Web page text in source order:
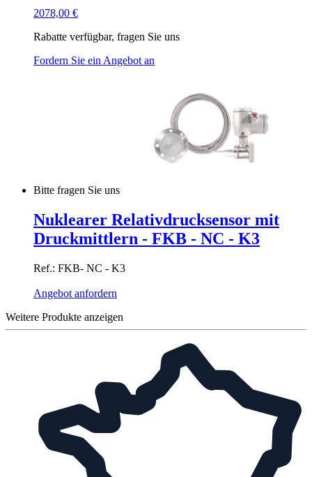
2078,00 €
Rabatte verfügbar, fragen Sie uns
Fordern Sie ein Angebot an
Bitte fragen Sie uns
Nuklearer Relativdrucksensor mit
Druckmittlern - FKB - NC - K3
Ref.: FKB- NC - K3
Angebot anfordern
Weitere Produkte anzeigen